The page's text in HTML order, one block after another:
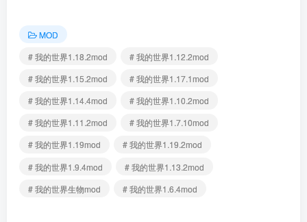
MOD
# 我的世界1.18.2mod
# 我的世界1.12.2mod
# 我的世界1.15.2mod
# 我的世界1.17.1mod
# 我的世界1.14.4mod
# 我的世界1.10.2mod
# 我的世界1.11.2mod
# 我的世界1.7.10mod
# 我的世界1.19mod
# 我的世界1.19.2mod
# 我的世界1.9.4mod
# 我的世界1.13.2mod
# 我的世界生物mod
# 我的世界1.6.4mod